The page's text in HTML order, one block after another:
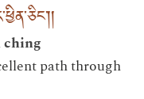
།
ching
path through